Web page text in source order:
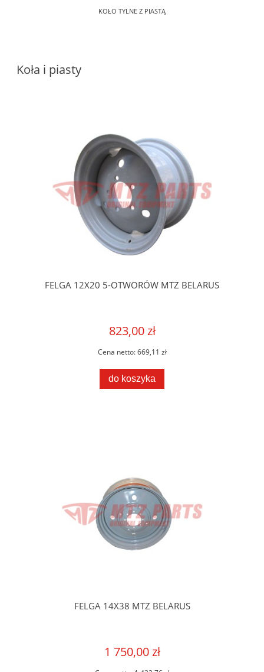
KOŁO TYLNE Z PIASTĄ
Koła i piasty
FELGA 12X20 5-OTWORÓW MTZ BELARUS
823,00 zł
Cena netto:669,11 zł
do koszyka
FELGA 14X38 MTZ BELARUS
1 750,00 zł